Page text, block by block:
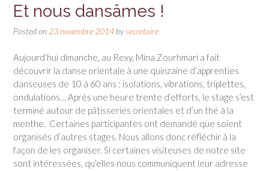
Et nous dansâmes !
Posted on 23 novembre 2014 bysecretaire
Aujourd’hui dimanche, au Rexy, Mina Zourhmari a fait
découvrir la danse orientale à une quinzaine d’apprenties
danseuses de 10 à 60 ans : isolations, vibrations, triplettes,
ondulations… Après une heure trente d’efforts, le stage s’est
terminé autour de pâtisseries orientales et d’un thé à la
menthe. Certaines participantes ont demandé que soient
organisés d’autres stages. Nous allons donc réfléchir à la
façon de les organiser. Si certaines visiteuses de notre site
sont intéressées, qu’elles nous communiquent leur adresse